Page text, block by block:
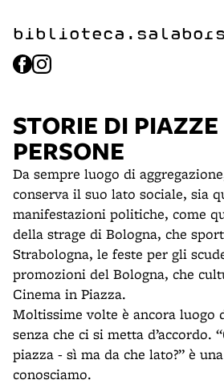
STORIE DI PIAZZE
PERSONE
Da sempre luogo di
conserva il suo lato sociale, sia
manifestazioni politiche, come
della strage di Bologna, che
Strabologna, le feste per gli
promozioni del Bologna, che
Cinema in Piazza.
Moltissime volte è ancora luogo
senza che ci si metta d’accordo.
piazza - sì ma da che lato?” è
conosciamo.